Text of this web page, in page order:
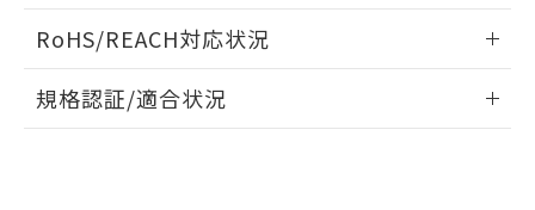
端子配置/内部接続
ドすることができます。
ログイン/会員登録
RoHS/REACH対応状況
G5LE-1 DC5のRoHS対応状況については、営業部門もしくは
規格認証/適合状況
既に当社にて対応品への在庫切替を完了
していることから、特段のことがない限
り、2022年1月12日より割愛しておりま
す。